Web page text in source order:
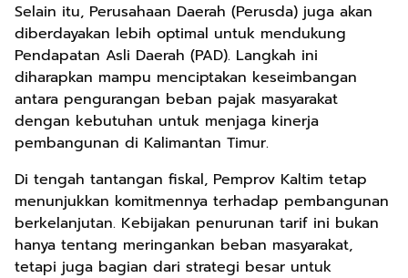
Selain itu, Perusahaan Daerah (Perusda) juga akan
diberdayakan lebih optimal untuk mendukung
Pendapatan Asli Daerah (PAD). Langkah ini
diharapkan mampu menciptakan keseimbangan
antara pengurangan beban pajak masyarakat
dengan kebutuhan untuk menjaga kinerja
pembangunan di Kalimantan Timur.
Di tengah tantangan fiskal, Pemprov Kaltim tetap
menunjukkan komitmennya terhadap pembangunan
berkelanjutan. Kebijakan penurunan tarif ini bukan
hanya tentang meringankan beban masyarakat,
tetapi juga bagian dari strategi besar untuk